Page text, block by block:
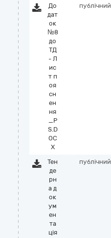
До
дат
ок
№8
до
ТД
- Л
ис
т п
оя
сн
ен
ня
_P
S.D
OC
X
публічний
Тен
де
рн
а д
ок
ум
ен
та
ція
публічний